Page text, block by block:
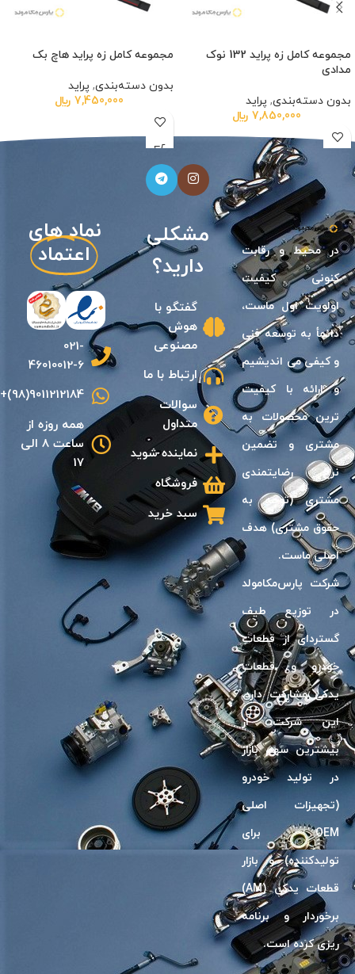
مجموعه کامل زه پراید 132 نوک
مدادی
بدون دسته‌بندی, پراید
7,850,000 ﷼
مجموعه کامل زه پراید هاچ بک
بدون دسته‌بندی, پراید
7,450,000 ﷼
در محيط و رقابت
كنونى كيفيت
اولويت اول ماست،
دائمأ به توسعه فنى
و كيفی مى انديشیم
و ارائه با كيفيت
ترين محصولات به
مشترى و تضمين
نرخ رضايتمندى
مشترى (توجه به
حقوق مشترى) هدف
اصلى ماست.
شرکت پارس‌مکامولد
در توزیع طیف
گسترد‌ای از قطعات
خودرو و قطعات
یدکی مشارکت دارد.
این شرکت، از
بیشترین سهم بازار
در تولید خودرو
(تجهیزات اصلی
OEM برای
تولیدکننده) و بازار
قطعات یدکی (AM)
برخوردار و برنامه
ریزی کرده است.
مشکلی
نیازی
دارید؟
گفتگو با
هوش
مصنوعی
ارتباط با ما
سوالات
متداول
نماینده شوید
فروشگاه
سبد خرید
نماد های
اعتماد
021-
46010012-6
9011212184(98)+
همه روزه از
ساعت 8 الی
17